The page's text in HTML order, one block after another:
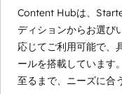
Content Hubは、
ディションからお選び
応じてご利用可能で、
ールを搭載しています
至るまで、ニーズに合